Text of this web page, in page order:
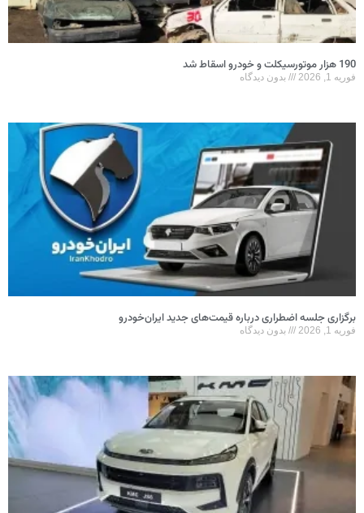
190 هزار موتورسیکلت و خودرو اسقاط شد
فوریه 1, 2026 بدون دیدگاه
برگزاری جلسه اضطراری درباره قیمت‌های جدید ایران‌خودرو
فوریه 1, 2026 بدون دیدگاه